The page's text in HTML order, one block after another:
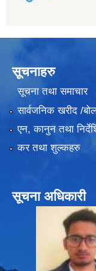
सूचनाहरु
सूचना तथा समाचार
सार्वजनिक खरीद /
एन, कानुन तथा
कर तथा शुल्कहरु
सूचना अधिकारी